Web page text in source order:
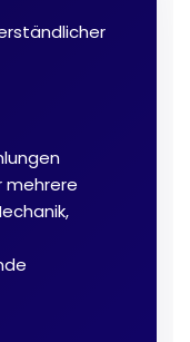
mehrere